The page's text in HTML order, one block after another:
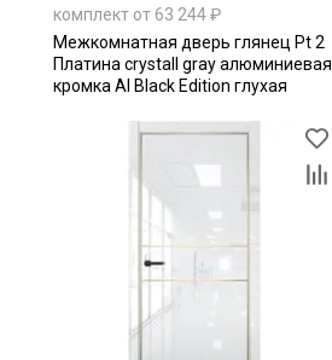
комплект от 63 244 ₽
Межкомнатная дверь глянец Pt 2
Платина crystall gray алюминиевая
кромка Al Black Edition глухая